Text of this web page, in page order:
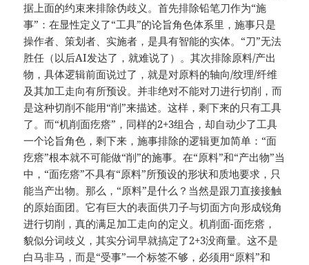
据上面的约束来排除伪歧义。首先排除铅笔刀作为“施
事”：在显性定义了“工具”的论旨角色体系里，施事只是
操作者、策划者、实施者，是具有智能的实体。“刀”无法
胜任（以后AI发达了，就难说了）。其次排除原料/产出
物，具体逻辑前面说过了，就是对原料的轴向/纹理/纤维
及其加工走向有所预设。并非绝对不能对刀进行切削，而
是这种切削不能用“削”来描述。这样，剩下来的只有工具
了。而“机削面疙瘩”，同样的2+3组合，却自动少了工具
一个论旨角色，剩下来，施事排除的逻辑更加简单：“面
疙瘩”根本就不可能做“削”的施事。在“原料”和“产出物”当
中，“面疙瘩”不具有“原料”所预设的形状和质地要求，只
能当产出物。那么，“原料”是什么？当然是跟刀直接接触
的原始面团。它有巨大的表面供刀子与切面方向形成锐角
进行切削，真的满足加工走向的定义。机削面-面疙瘩，
貌似分词歧义，其实分词早就搞定了2+3没商量。这不是
白马非马，而是“受事”一个标签不够，必须用“原料”和